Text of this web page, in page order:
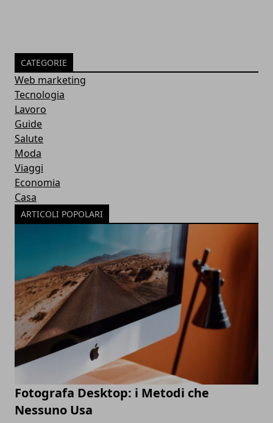
CATEGORIE
Web marketing
Tecnologia
Lavoro
Guide
Salute
Moda
Viaggi
Economia
Casa
ARTICOLI POPOLARI
Fotografa Desktop: i Metodi che
Nessuno Usa